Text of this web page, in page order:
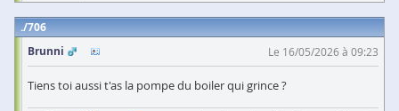
706
Brunni
Le 16/05/2026 à 09:23
Tiens toi aussi t'as la pompe du boiler qui grince ?